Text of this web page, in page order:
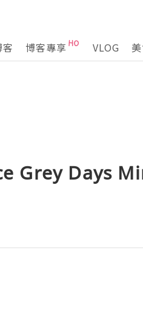
博客專享 VLOG
Grey Days